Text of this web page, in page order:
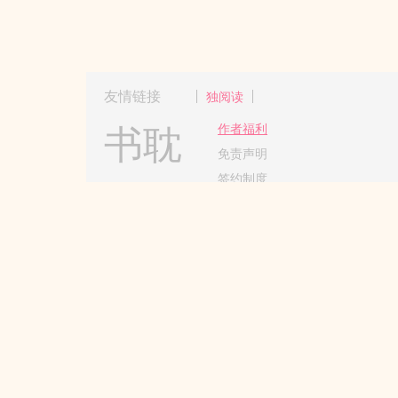
友情链接 独阅读
书耽
作者福利
免责声明
签约制度